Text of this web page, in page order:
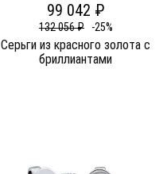
99 042 ₽
132 056 ₽ -25%
Серьги из красного золота c
бриллиантами